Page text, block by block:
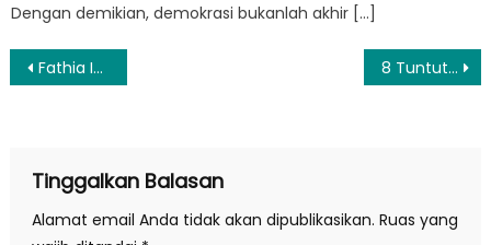
Dengan demikian, demokrasi bukanlah akhir […]
Navigasi
Fathia Izzati Rilis Lagu ‘Berjalan Bersamamu’ tentang Harapan untuk Penyintas Kanker 8 Tuntutan Organisasi Masyarakat Sipil untuk Calon Gubernur dan Wakil Gubernur Jabar
Tinggalkan Balasan
Alamat email Anda tidak akan dipublikasikan. Ruas yang